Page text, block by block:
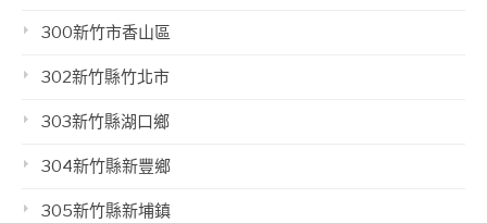
300新竹市香山區
302新竹縣竹北市
303新竹縣湖口鄉
304新竹縣新豐鄉
305新竹縣新埔鎮